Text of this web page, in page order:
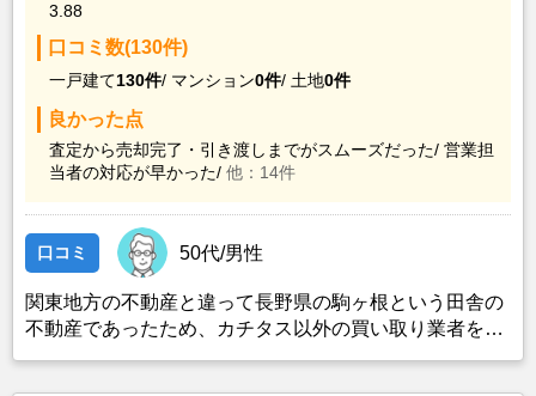
3.88
口コミ数(130件)
一戸建て130件/ マンション0件/ 土地0件
良かった点
査定から売却完了・引き渡しまでがスムーズだった/ 営業担
当者の対応が早かった/ 他：14件
口コミ 50代/男性
関東地方の不動産と違って長野県の駒ヶ根という田舎の
不動産であったため、カチタス以外の買い取り業者をみ